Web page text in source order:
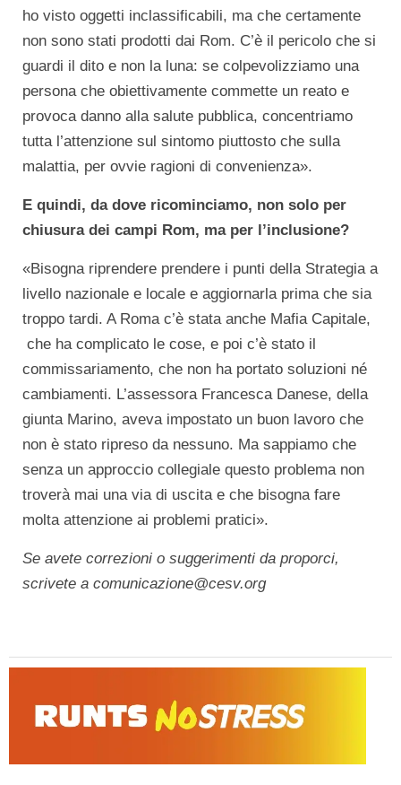
ho visto oggetti inclassificabili, ma che certamente
non sono stati prodotti dai Rom. C’è il pericolo che si
guardi il dito e non la luna: se colpevolizziamo una
persona che obiettivamente commette un reato e
provoca danno alla salute pubblica, concentriamo
tutta l’attenzione sul sintomo piuttosto che sulla
malattia, per ovvie ragioni di convenienza».
E quindi, da dove ricominciamo, non solo per
chiusura dei campi Rom, ma per l’inclusione?
«Bisogna riprendere prendere i punti della Strategia a
livello nazionale e locale e aggiornarla prima che sia
troppo tardi. A Roma c’è stata anche Mafia Capitale,
che ha complicato le cose, e poi c’è stato il
commissariamento, che non ha portato soluzioni né
cambiamenti. L’assessora Francesca Danese, della
giunta Marino, aveva impostato un buon lavoro che
non è stato ripreso da nessuno. Ma sappiamo che
senza un approccio collegiale questo problema non
troverà mai una via di uscita e che bisogna fare
molta attenzione ai problemi pratici».
Se avete correzioni o suggerimenti da proporci,
scrivete a comunicazione@cesv.org